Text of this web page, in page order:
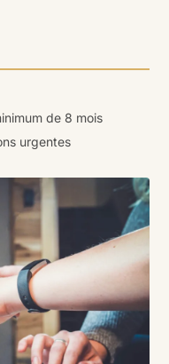
de 8 mois
urgentes